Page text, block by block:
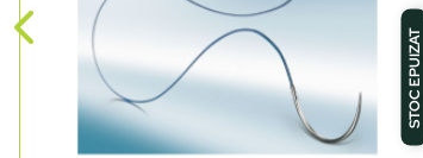
STOC EPUIZAT